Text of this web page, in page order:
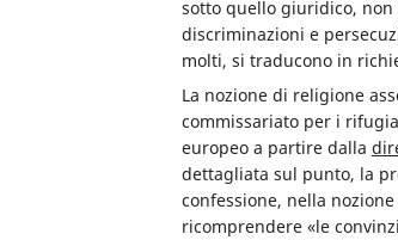
sotto quello giuridico,
discriminazioni e
molti, si traducono in
La nozione di religione
commissariato per i
europeo a partire dalla
dettagliata sul punto, la
confessione, nella
ricomprendere «le